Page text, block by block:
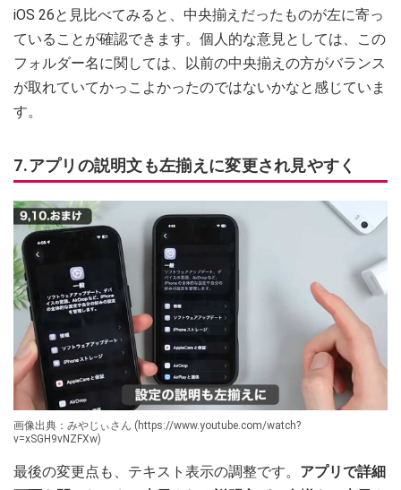
iOS 26と見比べてみると、中央揃えだったものが左に寄っ
ていることが確認できます。個人的な意見としては、この
フォルダー名に関しては、以前の中央揃えの方がバランス
が取れていてかっこよかったのではないかなと感じていま
す。
7.アプリの説明文も左揃えに変更され見やすく
画像出典：みやじぃさん (https://www.youtube.com/watch?
v=xSGH9vNZFXw)
最後の変更点も、テキスト表示の調整です。 アプリで詳細